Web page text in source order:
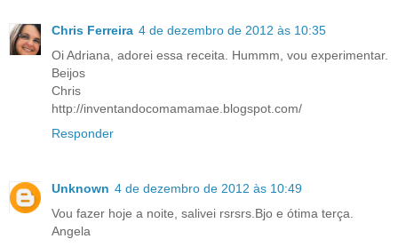
Chris Ferreira 4 de dezembro de 2012 às 10:35
Oi Adriana, adorei essa receita. Hummm, vou experimentar.
Beijos
Chris
http://inventandocomamamae.blogspot.com/
Responder
Unknown 4 de dezembro de 2012 às 10:49
Vou fazer hoje a noite, salivei rsrsrs.Bjo e ótima terça.
Angela